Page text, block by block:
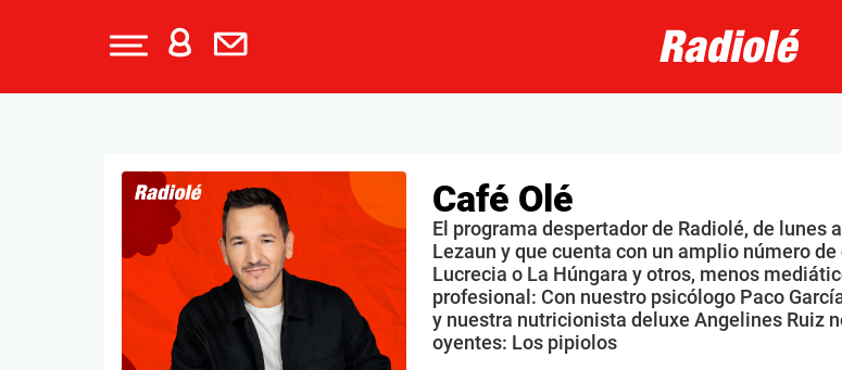
Café Olé
El programa despertador de Radiolé, de lunes
Lezaun y que cuenta con un amplio número
Lucrecia o La Húngara y otros, menos
profesional: Con nuestro psicólogo Paco
y nuestra nutricionista deluxe Angelines Ruiz
oyentes: Los pipiolos